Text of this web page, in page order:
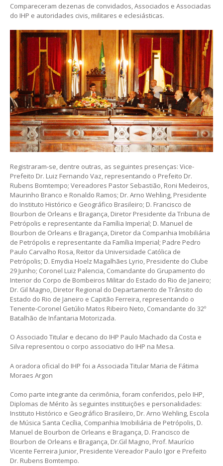
Compareceram dezenas de convidados, Associados e Associadas
do IHP e autoridades civis, militares e eclesiásticas.
Registraram-se, dentre outras, as seguintes presenças: Vice-
Prefeito Dr. Luiz Fernando Vaz, representando o Prefeito Dr.
Rubens Bomtempo; Vereadores Pastor Sebastião, Roni Medeiros,
Maurinho Branco e Ronaldo Ramos; Dr. Arno Wehling, Presidente
do Instituto Histórico e Geográfico Brasileiro; D. Francisco de
Bourbon de Orleans e Bragança, Diretor Presidente da Tribuna de
Petrópolis e representante da Família Imperial; D. Manuel de
Bourbon de Orleans e Bragança, Diretor da Companhia Imobiliária
de Petrópolis e representante da Família Imperial; Padre Pedro
Paulo Carvalho Rosa, Reitor da Universidade Católica de
Petrópolis; D. Emydia Hoelz Magalhães Lyrio, Presidente do Clube
29 Junho; Coronel Luiz Palencia, Comandante do Grupamento do
Interior do Corpo de Bombeiros Militar do Estado do Rio de Janeiro;
Dr. Gil Magno, Diretor Regional do Departamento de Trânsito do
Estado do Rio de Janeiro e Capitão Ferreira, representando o
Tenente-Coronel Getúlio Matos Ribeiro Neto, Comandante do 32º
Batalhão de Infantaria Motorizada.
O Associado Titular e decano do IHP Paulo Machado da Costa e
Silva representou o corpo associativo do IHP na Mesa.
A oradora oficial do IHP foi a Associada Titular Maria de Fátima
Moraes Argon
Como parte integrante da cerimônia, foram conferidos, pelo IHP,
Diplomas de Mérito às seguintes instituições e personalidades:
Instituto Histórico e Geográfico Brasileiro, Dr. Arno Wehling, Escola
de Música Santa Cecília, Companhia Imobiliária de Petrópolis, D.
Manuel de Bourbon de Orleans e Bragança, D. Francisco de
Bourbon de Orleans e Bragança, Dr.Gil Magno, Prof. Maurício
Vicente Ferreira Junior, Presidente Vereador Paulo Igor e Prefeito
Dr. Rubens Bomtempo.